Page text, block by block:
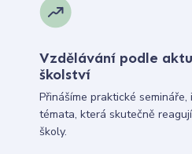
Vzdělávání podle
školství
Přinášíme praktické
témata, která skutečně
školy.